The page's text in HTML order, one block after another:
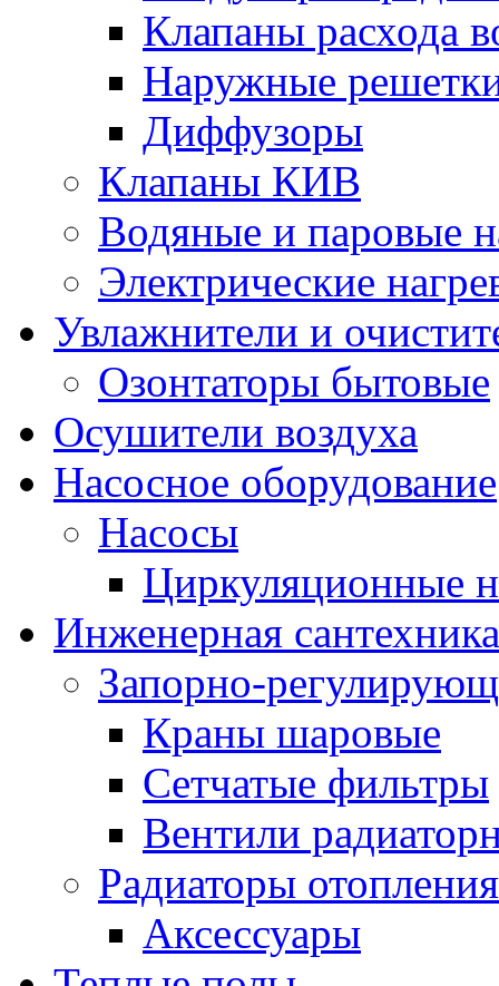
Клапаны расхода
Наружные
Диффузоры
Клапаны КИВ
Водяные и паровые
Электрические
Увлажнители и
Озонтаторы бытовые
Осушители воздуха
Насосное оборудование
Насосы
Циркуляционные
Инженерная сантехника
Запорно-
Краны шаровые
Сетчатые фильтры
Вентили
Радиаторы отопления
Аксессуары